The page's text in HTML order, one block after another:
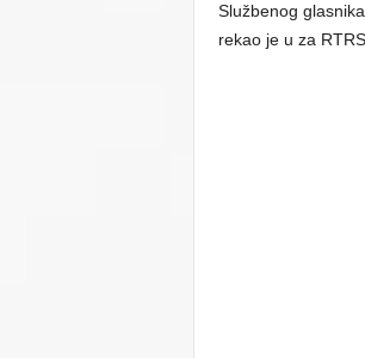
Službenog
rekao je u za